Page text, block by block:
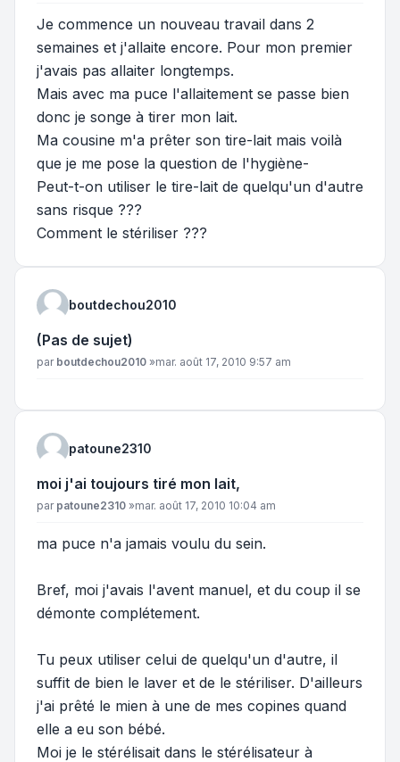
Je commence un nouveau travail dans 2
semaines et j'allaite encore. Pour mon premier
j'avais pas allaiter longtemps.
Mais avec ma puce l'allaitement se passe bien
donc je songe à tirer mon lait.
Ma cousine m'a prêter son tire-lait mais voilà
que je me pose la question de l'hygiène-
Peut-t-on utiliser le tire-lait de quelqu'un d'autre
sans risque ???
Comment le stériliser ???
boutdechou2010
(Pas de sujet)
Message
par boutdechou2010 »mar. août 17, 2010 9:57 am
patoune2310
moi j'ai toujours tiré mon lait,
Message
par patoune2310 »mar. août 17, 2010 10:04 am
ma puce n'a jamais voulu du sein.
Bref, moi j'avais l'avent manuel, et du coup il se
démonte complétement.
Tu peux utiliser celui de quelqu'un d'autre, il
suffit de bien le laver et de le stériliser. D'ailleurs
j'ai prêté le mien à une de mes copines quand
elle a eu son bébé.
Moi je le stérélisait dans le stérélisateur à